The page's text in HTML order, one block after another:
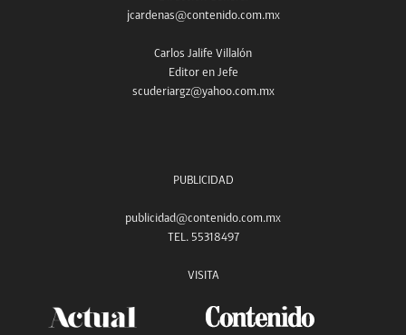
jcardenas@contenido.com.mx
Carlos Jalife Villalón
Editor en Jefe
scuderiargz@yahoo.com.mx
PUBLICIDAD
publicidad@contenido.com.mx
TEL. 55318497
VISITA